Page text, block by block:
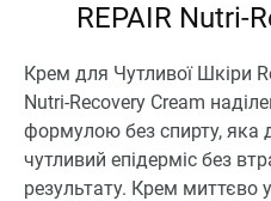
REPAIR Nutri-
Крем для Чутливої Шкіри
Nutri-Recovery Cream
формулою без спирту, яка
чутливий епідерміс без
результату. Крем миттєво